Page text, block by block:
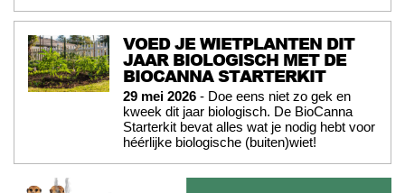
VOED JE WIETPLANTEN DIT
JAAR BIOLOGISCH MET DE
BIOCANNA STARTERKIT
29 mei 2026 - Doe eens niet zo gek en
kweek dit jaar biologisch. De BioCanna
Starterkit bevat alles wat je nodig hebt voor
héérlijke biologische (buiten)wiet!